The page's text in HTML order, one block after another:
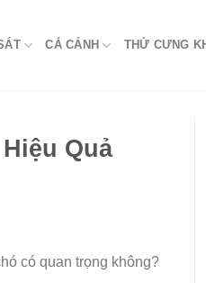
CÁ CẢNH THỨ CƯNG
Quả
có quan trọng không?